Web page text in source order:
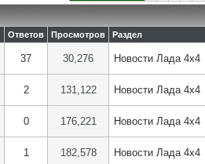
Ответов Просмотров Раздел
37 30,276 Новости Лада 4х4
2 131,122 Новости Лада 4х4
0 176,221 Новости Лада 4х4
1 182,578 Новости Лада 4х4